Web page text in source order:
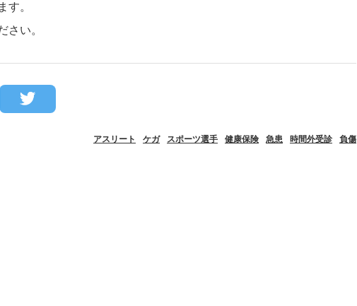
す。
さい。
アスリート ケガ スポーツ選手 健康保険 急患 時間外受診 負傷